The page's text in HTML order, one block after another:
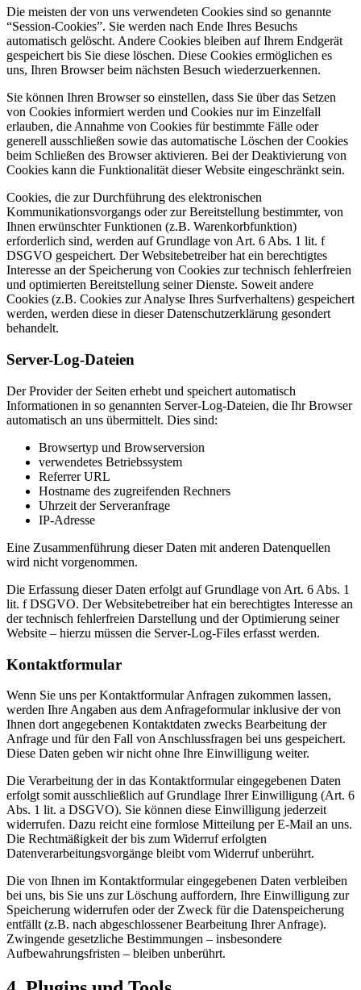
Die meisten der von uns verwendeten Cookies sind so genannte
“Session-Cookies”. Sie werden nach Ende Ihres Besuchs
automatisch gelöscht. Andere Cookies bleiben auf Ihrem Endgerät
gespeichert bis Sie diese löschen. Diese Cookies ermöglichen es
uns, Ihren Browser beim nächsten Besuch wiederzuerkennen.
Sie können Ihren Browser so einstellen, dass Sie über das Setzen
von Cookies informiert werden und Cookies nur im Einzelfall
erlauben, die Annahme von Cookies für bestimmte Fälle oder
generell ausschließen sowie das automatische Löschen der Cookies
beim Schließen des Browser aktivieren. Bei der Deaktivierung von
Cookies kann die Funktionalität dieser Website eingeschränkt sein.
Cookies, die zur Durchführung des elektronischen
Kommunikationsvorgangs oder zur Bereitstellung bestimmter, von
Ihnen erwünschter Funktionen (z.B. Warenkorbfunktion)
erforderlich sind, werden auf Grundlage von Art. 6 Abs. 1 lit. f
DSGVO gespeichert. Der Websitebetreiber hat ein berechtigtes
Interesse an der Speicherung von Cookies zur technisch fehlerfreien
und optimierten Bereitstellung seiner Dienste. Soweit andere
Cookies (z.B. Cookies zur Analyse Ihres Surfverhaltens) gespeichert
werden, werden diese in dieser Datenschutzerklärung gesondert
behandelt.
Server-Log-Dateien
Der Provider der Seiten erhebt und speichert automatisch
Informationen in so genannten Server-Log-Dateien, die Ihr Browser
automatisch an uns übermittelt. Dies sind:
Browsertyp und Browserversion
verwendetes Betriebssystem
Referrer URL
Hostname des zugreifenden Rechners
Uhrzeit der Serveranfrage
IP-Adresse
Eine Zusammenführung dieser Daten mit anderen Datenquellen
wird nicht vorgenommen.
Die Erfassung dieser Daten erfolgt auf Grundlage von Art. 6 Abs. 1
lit. f DSGVO. Der Websitebetreiber hat ein berechtigtes Interesse an
der technisch fehlerfreien Darstellung und der Optimierung seiner
Website – hierzu müssen die Server-Log-Files erfasst werden.
Kontaktformular
Wenn Sie uns per Kontaktformular Anfragen zukommen lassen,
werden Ihre Angaben aus dem Anfrageformular inklusive der von
Ihnen dort angegebenen Kontaktdaten zwecks Bearbeitung der
Anfrage und für den Fall von Anschlussfragen bei uns gespeichert.
Diese Daten geben wir nicht ohne Ihre Einwilligung weiter.
Die Verarbeitung der in das Kontaktformular eingegebenen Daten
erfolgt somit ausschließlich auf Grundlage Ihrer Einwilligung (Art. 6
Abs. 1 lit. a DSGVO). Sie können diese Einwilligung jederzeit
widerrufen. Dazu reicht eine formlose Mitteilung per E-Mail an uns.
Die Rechtmäßigkeit der bis zum Widerruf erfolgten
Datenverarbeitungsvorgänge bleibt vom Widerruf unberührt.
Die von Ihnen im Kontaktformular eingegebenen Daten verbleiben
bei uns, bis Sie uns zur Löschung auffordern, Ihre Einwilligung zur
Speicherung widerrufen oder der Zweck für die Datenspeicherung
entfällt (z.B. nach abgeschlossener Bearbeitung Ihrer Anfrage).
Zwingende gesetzliche Bestimmungen – insbesondere
Aufbewahrungsfristen – bleiben unberührt.